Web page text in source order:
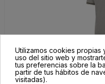
Utilizamos cookies propias
uso del sitio web y
tus preferencias sobre la
partir de tus hábitos de
visitadas).